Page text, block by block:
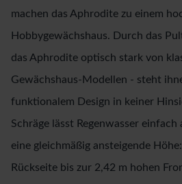
machen das Aphrodite zu einem
Hobbygewächshaus. Durch das
das Aphrodite optisch stark von
Gewächshaus-Modellen - steht
funktionalem Design in keiner
Schräge lässt Regenwasser
eine gleichmäßig ansteigende
Rückseite bis zur 2,42 m hohen